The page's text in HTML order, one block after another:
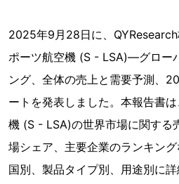
2025年9月28日に、
ポーツ航空機 (S - LSA)―グロー
ング、全体の売上と需要予測、
ートを発表しました。本報告書
機 (S - LSA)の世界市場に関する
場シェア、主要企業のランキング
国別、製品タイプ別、用途別に